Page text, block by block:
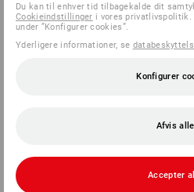
SERVICE
Du kan til enhver tid tilbagekalde dit
Cookieindstillinger i vores privatlivspolitik.
under ”Konfigurer cookies”.
Yderligere informationer, se
Konfigurer
Afvis alle
Accepter